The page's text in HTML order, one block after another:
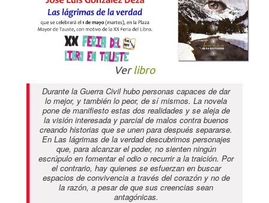
Verlibro
Durante la Guerra Civil hubo personas capaces de dar
lo mejor, y también lo peor, de sí mismos. La novela
pone de manifiesto estas dos realidades y se aleja de
la visión interesada y parcial de malos contra buenos
creando historias que se unen para después separarse.
En Las lágrimas de la verdaddescubrimos personajes
que, para alcanzar el poder, no sienten ningún
escrúpulo en fomentar el odio o recurrir a la traición. Por
el contrario, hay quienes se esfuerzan en buscar
espacios de convivencia a través del corazón y no de
la razón, a pesar de que sus creencias sean
antagónicas.